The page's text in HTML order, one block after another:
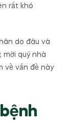
rất khó
do đâu và
mời quý nhà
về vấn đề này